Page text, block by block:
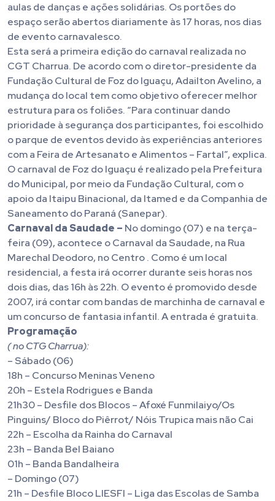
aulas de danças e ações solidárias. Os portões do
espaço serão abertos diariamente às 17 horas, nos dias
de evento carnavalesco.
Esta será a primeira edição do carnaval realizada no
CGT Charrua. De acordo com o diretor-presidente da
Fundação Cultural de Foz do Iguaçu, Adailton Avelino, a
mudança do local tem como objetivo oferecer melhor
estrutura para os foliões. “Para continuar dando
prioridade à segurança dos participantes, foi escolhido
o parque de eventos devido às experiências anteriores
com a Feira de Artesanato e Alimentos – Fartal”, explica.
O carnaval de Foz do Iguaçu é realizado pela Prefeitura
do Municipal, por meio da Fundação Cultural, com o
apoio da Itaipu Binacional, da Itamed e da Companhia de
Saneamento do Paraná (Sanepar).
Carnaval da Saudade – No domingo (07) e na terça-
feira (09), acontece o Carnaval da Saudade, na Rua
Marechal Deodoro, no Centro . Como é um local
residencial, a festa irá ocorrer durante seis horas nos
dois dias, das 16h às 22h. O evento é promovido desde
2007, irá contar com bandas de marchinha de carnaval e
um concurso de fantasia infantil. A entrada é gratuita.
Programação
( no CTG Charrua):
– Sábado (06)
18h – Concurso Meninas Veneno
20h – Estela Rodrigues e Banda
21h30 – Desfile dos Blocos – Afoxé Funmilaiyo/Os
Pinguins/ Bloco do Piêrrot/ Nóis Trupica mais não Cai
22h – Escolha da Rainha do Carnaval
23h – Banda Bel Baiano
01h – Banda Bandalheira
– Domingo (07)
21h – Desfile Bloco LIESFI – Liga das Escolas de Samba